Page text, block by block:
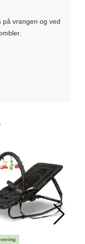
vrangen og ved